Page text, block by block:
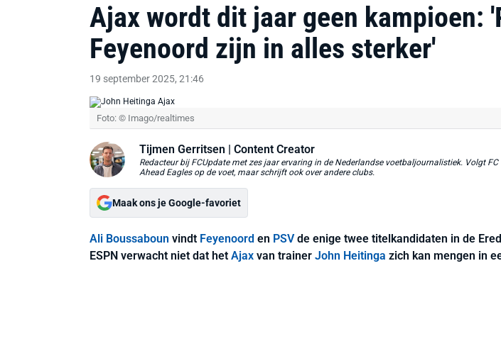
Ajax wordt dit jaar geen kampioen:
Feyenoord zijn in alles sterker'
19 september 2025, 21:46
Foto: © Imago/realtimes
Tijmen Gerritsen | Content Creator
Redacteur bij FCUpdate met zes jaar ervaring in de Nederlandse voetbaljournalistiek. Volgt FC
Ahead Eagles op de voet, maar schrijft ook over andere clubs.
Maak ons je Google-favoriet
Ali Boussaboun vindt Feyenoord en PSVde enige twee titelkandidaten in de
ESPN verwacht niet dat het Ajax van trainer John Heitinga zich kan mengen in